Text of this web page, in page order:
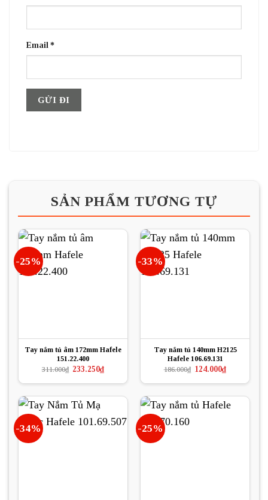
Email *
SẢN PHẨM TƯƠNG TỰ
-25%
Tay nắm tủ âm 172mm Hafele
151.22.400
311.000₫ Giá
là:
233.250₫Giá
hiện
tại
233.250₫.
-33%
Tay nắm tủ 140mm H2125
Hafele 106.69.131
186.000₫ Giá
là:
124.000₫Giá
hiện
tại
124.000₫.
-34% -25%